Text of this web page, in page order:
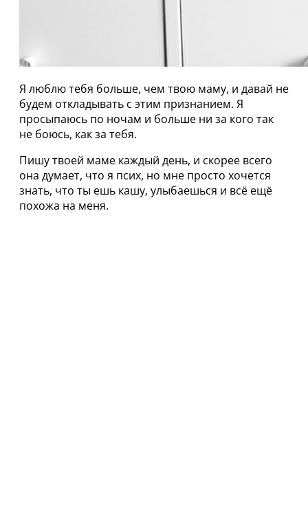
Я люблю тебя больше, чем твою маму, и давай не
будем откладывать с этим признанием. Я
просыпаюсь по ночам и больше ни за кого так
не боюсь, как за тебя.
Пишу твоей маме каждый день, и скорее всего
она думает, что я псих, но мне просто хочется
знать, что ты ешь кашу, улыбаешься и всё ещё
похожа на меня.